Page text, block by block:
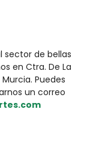
sector de bellas
en Ctra. De La
Murcia. Puedes
un correo